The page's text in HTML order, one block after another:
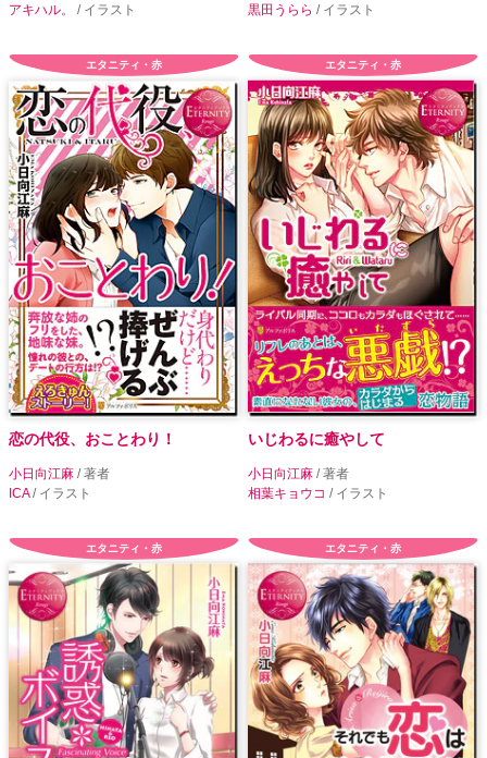
アキハル。 / イラスト 黒田うらら / イラスト
エタニティ・赤
恋の代役、おことわり！
小日向江麻 / 著者
ICA/ イラスト
エタニティ・赤
いじわるに癒やして
小日向江麻 / 著者
相葉キョウコ / イラスト
エタニティ・赤 エタニティ・赤